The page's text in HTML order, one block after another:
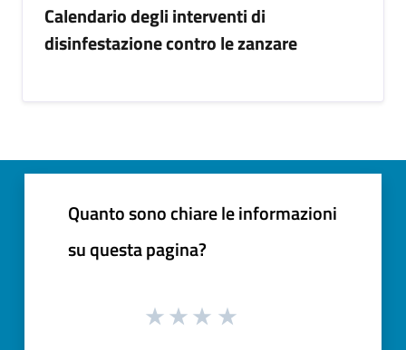
Calendario degli interventi di
disinfestazione contro le zanzare
Quanto sono chiare le informazioni
su questa pagina?